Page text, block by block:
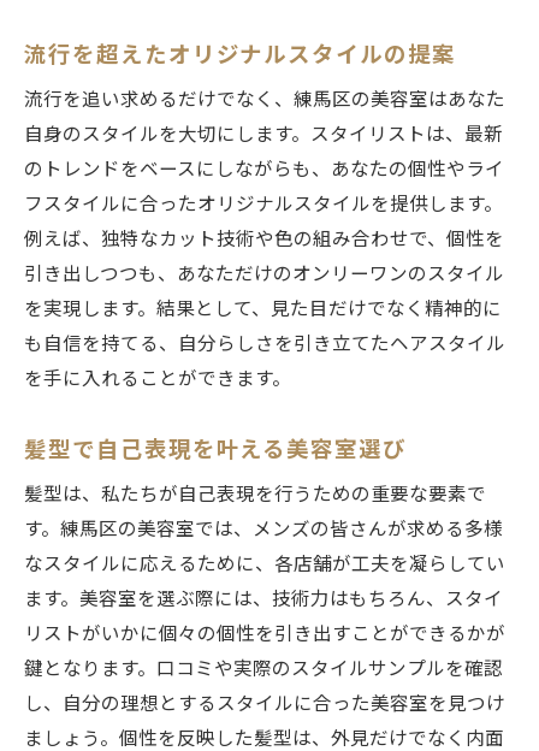
流行を超えたオリジナルスタイルの提案
流行を追い求めるだけでなく、練馬区の美容室はあなた
自身のスタイルを大切にします。スタイリストは、最新
のトレンドをベースにしながらも、あなたの個性やライ
フスタイルに合ったオリジナルスタイルを提供します。
例えば、独特なカット技術や色の組み合わせで、個性を
引き出しつつも、あなただけのオンリーワンのスタイル
を実現します。結果として、見た目だけでなく精神的に
も自信を持てる、自分らしさを引き立てたヘアスタイル
を手に入れることができます。
髪型で自己表現を叶える美容室選び
髪型は、私たちが自己表現を行うための重要な要素で
す。練馬区の美容室では、メンズの皆さんが求める多様
なスタイルに応えるために、各店舗が工夫を凝らしてい
ます。美容室を選ぶ際には、技術力はもちろん、スタイ
リストがいかに個々の個性を引き出すことができるかが
鍵となります。口コミや実際のスタイルサンプルを確認
し、自分の理想とするスタイルに合った美容室を見つけ
ましょう。個性を反映した髪型は、外見だけでなく内面